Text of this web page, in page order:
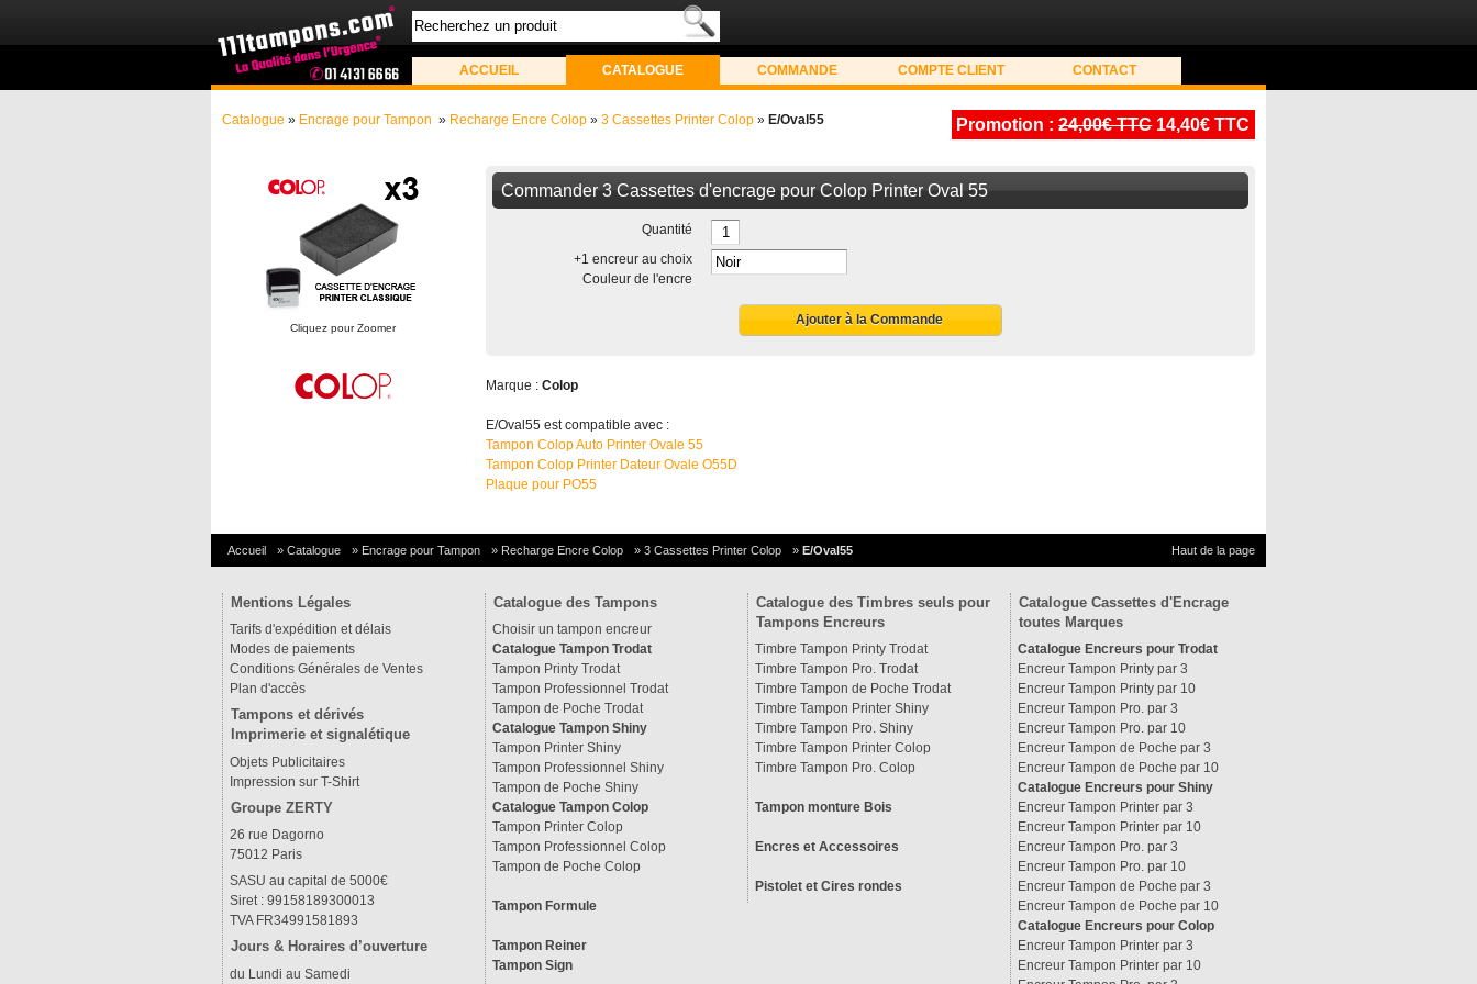
ACCUEIL CATALOGUE COMMANDE COMPTE CLIENT CONTACT
Promotion : 24,00€ TTC14,40€ TTC
Catalogue » Encrage pour Tampon » Recharge Encre Colop » 3 Cassettes Printer Colop » E/Oval55
Cliquez pour Zoomer
Commander 3 Cassettes d'encrage pour Colop Printer Oval 55
Quantité
+1 encreur au choix
Couleur de l'encre
Ajouter à la Commande
Marque : Colop
E/Oval55 est compatible avec :
Tampon Colop Auto Printer Ovale 55
Tampon Colop Printer Dateur Ovale O55D
Plaque pour PO55
Accueil » Catalogue » Encrage pour Tampon » Recharge Encre Colop » 3 Cassettes Printer Colop » E/Oval55 Haut de la page
Mentions Légales
Tarifs d'expédition et délais
Modes de paiements
Conditions Générales de Ventes
Plan d'accès
Tampons et dérivés
Imprimerie et signalétique
Objets Publicitaires
Impression sur T-Shirt
Groupe ZERTY
26 rue Dagorno
75012 Paris
SASU au capital de 5000€
Siret : 99158189300013
TVA FR34991581893
Jours & Horaires d’ouverture
du Lundi au Samedi
Catalogue des Tampons
Choisir un tampon encreur
Catalogue Tampon Trodat
Tampon Printy Trodat
Tampon Professionnel Trodat
Tampon de Poche Trodat
Catalogue Tampon Shiny
Tampon Printer Shiny
Tampon Professionnel Shiny
Tampon de Poche Shiny
Catalogue Tampon Colop
Tampon Printer Colop
Tampon Professionnel Colop
Tampon de Poche Colop
Tampon Formule
Tampon Reiner
Tampon Sign
Catalogue des Timbres seuls pour
Tampons Encreurs
Timbre Tampon Printy Trodat
Timbre Tampon Pro. Trodat
Timbre Tampon de Poche Trodat
Timbre Tampon Printer Shiny
Timbre Tampon Pro. Shiny
Timbre Tampon Printer Colop
Timbre Tampon Pro. Colop
Tampon monture Bois
Encres et Accessoires
Pistolet et Cires rondes
Catalogue Cassettes d'Encrage
toutes Marques
Catalogue Encreurs pour Trodat
Encreur Tampon Printy par 3
Encreur Tampon Printy par 10
Encreur Tampon Pro. par 3
Encreur Tampon Pro. par 10
Encreur Tampon de Poche par 3
Encreur Tampon de Poche par 10
Catalogue Encreurs pour Shiny
Encreur Tampon Printer par 3
Encreur Tampon Printer par 10
Encreur Tampon Pro. par 3
Encreur Tampon Pro. par 10
Encreur Tampon de Poche par 3
Encreur Tampon de Poche par 10
Catalogue Encreurs pour Colop
Encreur Tampon Printer par 3
Encreur Tampon Printer par 10